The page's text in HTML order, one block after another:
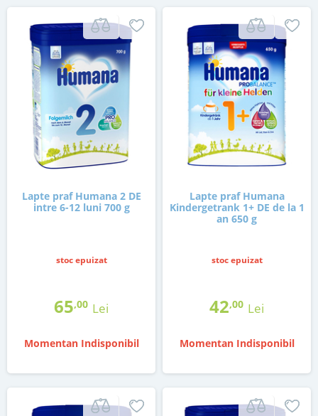
Lapte praf Humana 2 DE
intre 6-12 luni 700 g
stoc epuizat
65,00 Lei
Momentan Indisponibil
Lapte praf Humana
Kindergetrank 1+ DE de la 1
an 650 g
stoc epuizat
42,00 Lei
Momentan Indisponibil